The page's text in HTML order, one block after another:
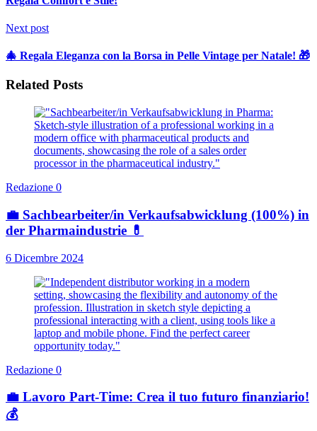
Next post
🎄 Regala Eleganza con la Borsa in Pelle Vintage per Natale! 🎁
Related Posts
Redazione 0
💼 Sachbearbeiter/in Verkaufsabwicklung (100%) in
der Pharmaindustrie 💊
6 Dicembre 2024
Redazione 0
💼 Lavoro Part-Time: Crea il tuo futuro finanziario!
💰